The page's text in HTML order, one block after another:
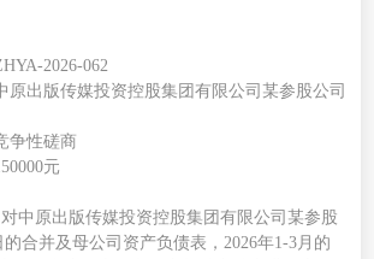
2026-062
原出版传媒投资控股集团有限公司某参股公司
争性磋商
元
中原出版传媒投资控股集团有限公司某参股
的合并及母公司资产负债表，2026年1-3月的